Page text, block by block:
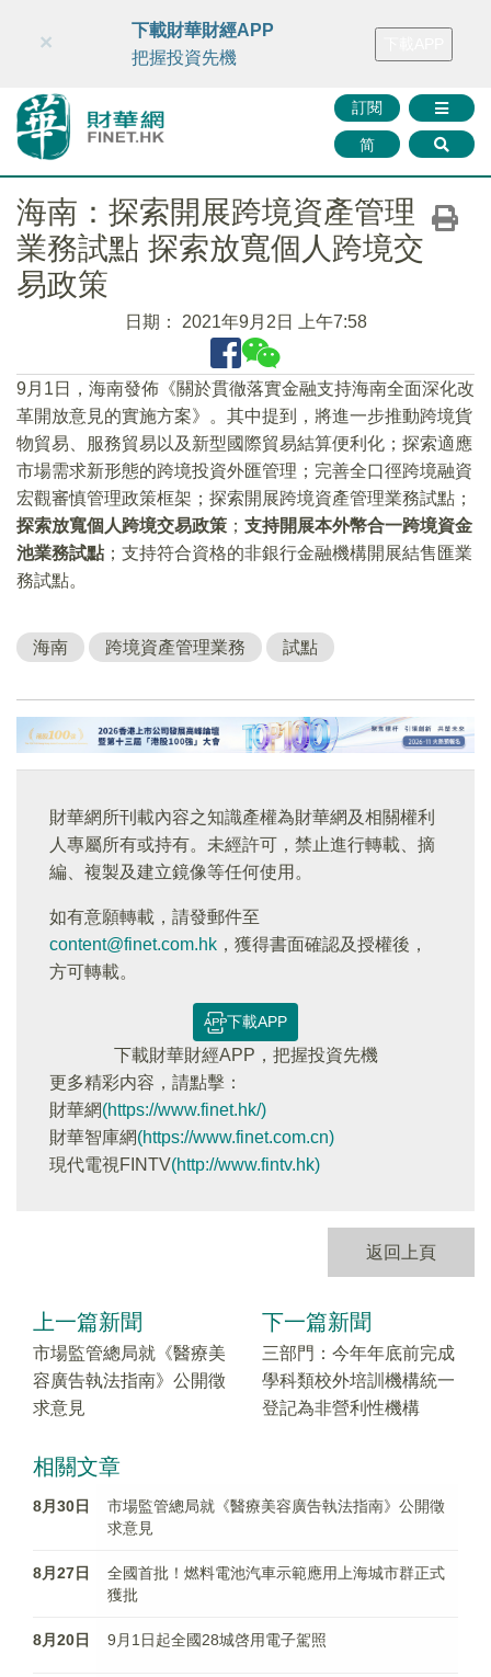
財華智庫網 FINTV FINMETA 財華證券 媒體矩陣
訂閱
简
×
下載財華財經APP
把握投資先機
海南：探索開展跨境資產管理
業務試點 探索放寬個人跨境交
易政策
日期： 2021年9月2日 上午7:58
9月1日，海南發佈《關於貫徹落實金融支持海南全面深化改
革開放意見的實施方案》。其中提到，將進一步推動跨境貨
物貿易、服務貿易以及新型國際貿易結算便利化；探索適應
市場需求新形態的跨境投資外匯管理；完善全口徑跨境融資
宏觀審慎管理政策框架；探索開展跨境資產管理業務試點；
探索放寬個人跨境交易政策 ； 支持開展本外幣合一跨境資金
池業務試點 ；支持符合資格的非銀行金融機構開展結售匯業
務試點。
海南 跨境資產管理業務 試點
財華網所刊載內容之知識產權為財華網及相關權利
人專屬所有或持有。未經許可，禁止進行轉載、摘
編、複製及建立鏡像等任何使用。
如有意願轉載，請發郵件至
content@finet.com.hk ，獲得書面確認及授權後，
方可轉載。
下載APP
下載財華財經APP，把握投資先機
更多精彩内容，請點擊：
財華網(https://www.finet.hk/)
財華智庫網(https://www.finet.com.cn)
現代電視FINTV(http://www.fintv.hk)
返回上頁
上一篇新聞
市場監管總局就《醫療美
容廣告執法指南》公開徵
求意見
下一篇新聞
三部門：今年年底前完成
學科類校外培訓機構統一
登記為非營利性機構
相關文章
8月30日
市場監管總局就《醫療美容廣告執法指南》公開徵
求意見
8月27日
全國首批！燃料電池汽車示範應用上海城市群正式
獲批
8月20日 9月1日起全國28城啓用電子駕照